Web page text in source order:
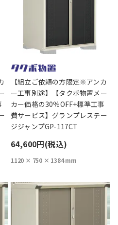
【組立ご依頼の方限定※アンカ
ー工事別途】【タクボ物置メー
カー価格の30％OFF+標準工事
費サービス】グランプレステー
ジジャンプGP-117CT
64,600円(税込)
1120 × 750 × 1384 mm